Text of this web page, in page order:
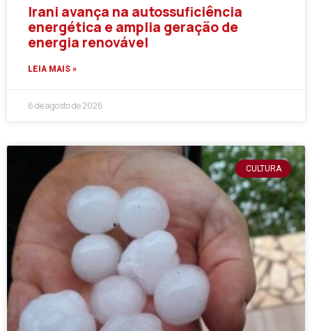
Irani avança na autossuficiência
energética e amplia geração de
energia renovável
LEIA MAIS »
6 de agosto de 2026
CULTURA